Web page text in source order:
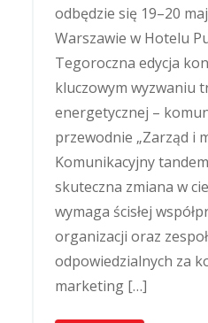
odbędzie się 19–20
Warszawie w Hotelu
Tegoroczna edycja
kluczowym wyzwaniu
energetycznej –
przewodnie „Zarząd i
Komunikacyjny
skuteczna zmiana w
wymaga ścisłej
organizacji oraz
odpowiedzialnych za
marketing […]